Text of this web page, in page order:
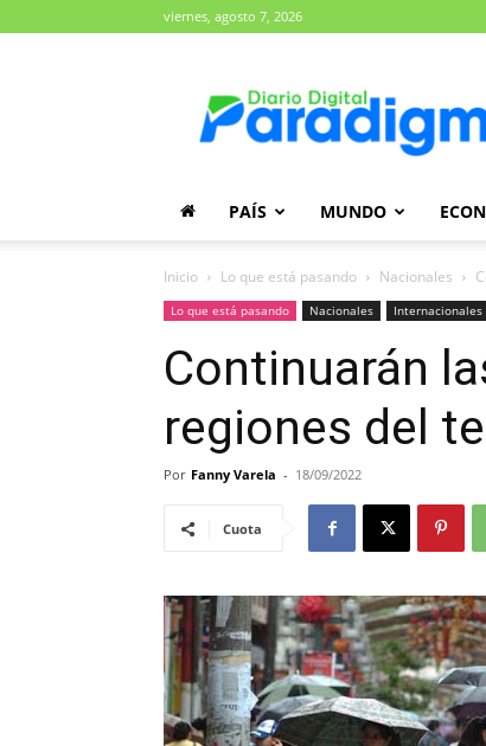
viernes, agosto 7, 2026
Paradigma
PAÍS MUNDO
Inicio Lo que está pasando Nacionales
Lo que está pasando Nacionales Internacionales
Continuarán
regiones del
Por Fanny Varela - 18/09/2022
Cuota